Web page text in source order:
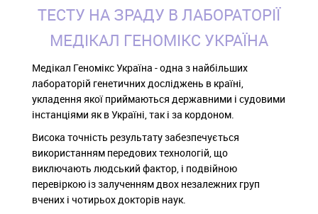
ТЕСТУ НА ЗРАДУ В ЛАБОРАТОРІЇ
МЕДІКАЛ ГЕНОМІКС УКРАЇНА
Медікал Геномікс Україна - одна з найбільших
лабораторій генетичних досліджень в країні,
укладення якої приймаються державними і судовими
інстанціями як в Україні, так і за кордоном.
Висока точність результату забезпечується
використанням передових технологій, що
виключають людський фактор, і подвійною
перевіркою із залученням двох незалежних груп
вчених і чотирьох докторів наук.